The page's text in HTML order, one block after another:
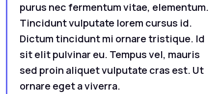
purus nec fermentum vitae, elementum.
Tincidunt vulputate lorem cursus id.
Dictum tincidunt mi ornare tristique. Id
sit elit pulvinar eu. Tempus vel, mauris
sed proin aliquet vulputate cras est. Ut
ornare eget a viverra.